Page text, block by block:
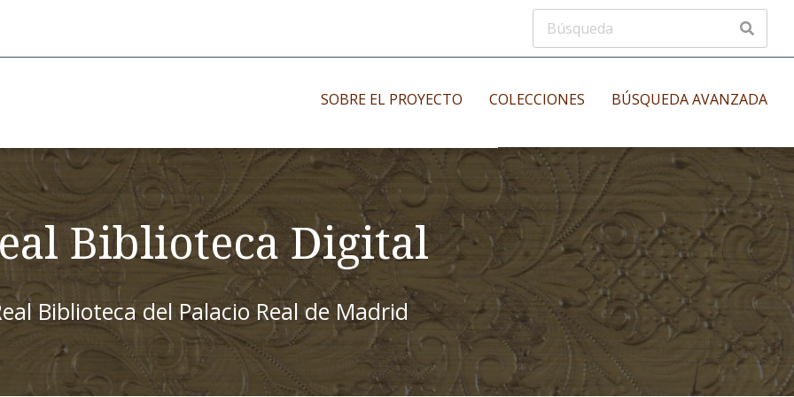
SOBRE EL PROYECTO COLECCIONES
Impresos antiguos
Impresos modernos
Impresos menores
Manuscritos musicales
Incunables
BÚSQUEDA AVANZADA
Biblioteca Digital
Biblioteca del Palacio Real de Madrid